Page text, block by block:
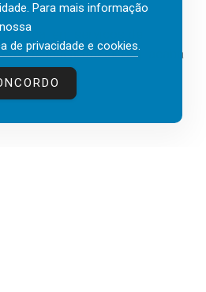
global em serviços de
artificial (IA), acaba
Para mais informação
de privacidade e cookies.